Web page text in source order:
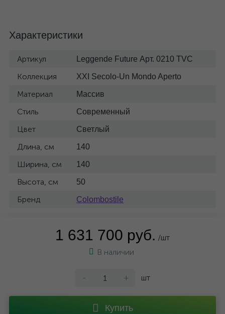
Характеристики
Артикул Leggende Future Арт. 0210 TVC
Коллекция XXI Secolo-Un Mondo Aperto
Материал Массив
Стиль Современный
Цвет Светлый
Длина, см 140
Ширина, см 140
Высота, см 50
Бренд Colombostile
1 631 700 руб. /шт
В наличии
- + шт
Купить